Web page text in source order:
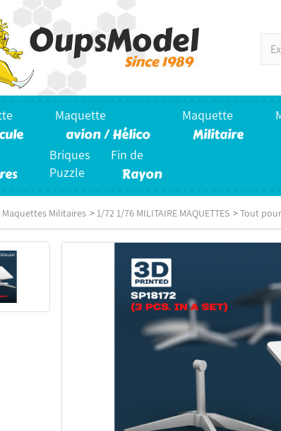
Maquette
avion / Hélico
Maquette
Militaire
Briques
Puzzle
Fin de
Rayon
Maquettes Militaires >1/72 1/76 MILITAIRE MAQUETTES >Tout